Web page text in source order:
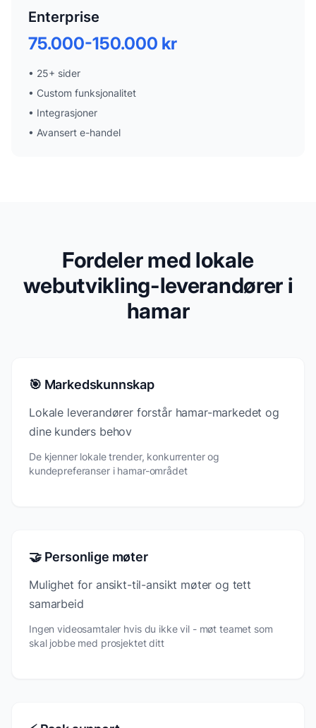
Enterprise
75.000-150.000 kr
• 25+ sider
• Custom funksjonalitet
• Integrasjoner
• Avansert e-handel
Fordeler med lokale
webutvikling-leverandører i
hamar
🎯 Markedskunnskap
Lokale leverandører forstår hamar-markedet og
dine kunders behov
De kjenner lokale trender, konkurrenter og
kundepreferanser i hamar-området
🤝 Personlige møter
Mulighet for ansikt-til-ansikt møter og tett
samarbeid
Ingen videosamtaler hvis du ikke vil - møt teamet som
skal jobbe med prosjektet ditt